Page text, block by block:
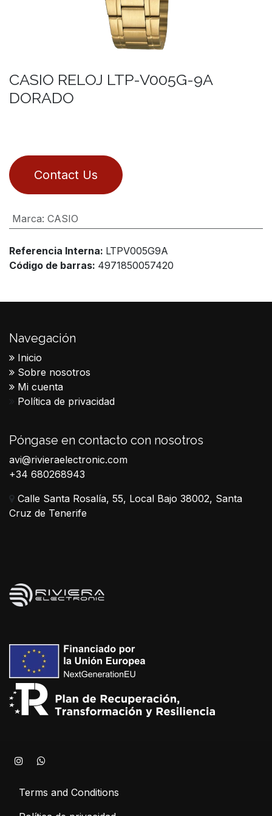
CASIO RELOJ LTP-V005G-9A
DORADO
Contact Us
Marca: CASIO
Referencia Interna: LTPV005G9A
Código de barras: 4971850057420
Navegación
Inicio
Sobre nosotros
Mi cuenta
Política de privacidad
Póngase en contacto con nosotros
avi@rivieraelectronic.com
+34 680268943
Calle Santa Rosalía, 55, Local Bajo 38002, Santa
Cruz de Tenerife
Terms and Conditions